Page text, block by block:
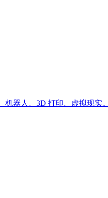
器人、3D 打印、虚拟现实。